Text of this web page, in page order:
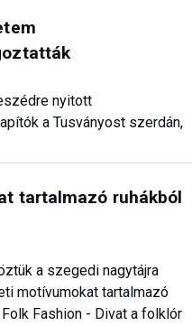
nyitott
a Tusványost szerdán,
tartalmazó ruhákból
a szegedi nagytájra
motívumokat tartalmazó
Fashion - Divat a folklór